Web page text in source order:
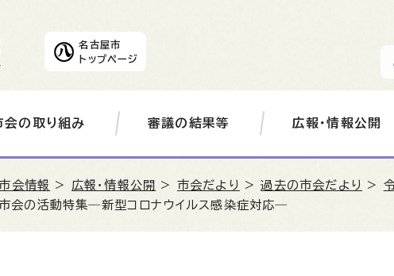
名古屋市
トップページ
会の取り組み 審議の結果等 広報・情報公開
会情報 > 広報・情報公開 > 市会だより >過去の市会だより >
会の活動特集―新型コロナウイルス感染症対応―